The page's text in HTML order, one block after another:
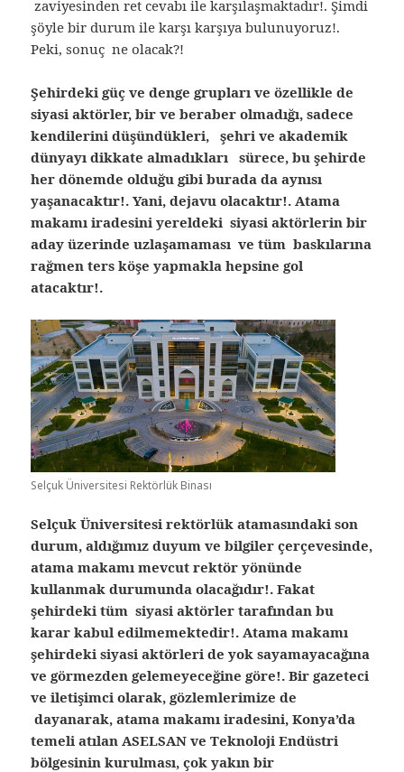
zaviyesinden ret cevabı ile karşılaşmaktadır!. Şimdi
şöyle bir durum ile karşı karşıya bulunuyoruz!.
Peki, sonuç ne olacak?!
Şehirdeki güç ve denge grupları ve özellikle de
siyasi aktörler, bir ve beraber olmadığı, sadece
kendilerini düşündükleri, şehri ve akademik
dünyayı dikkate almadıkları sürece, bu şehirde
her dönemde olduğu gibi burada da aynısı
yaşanacaktır!. Yani, dejavu olacaktır!. Atama
makamı iradesini yereldeki siyasi aktörlerin bir
aday üzerinde uzlaşamaması ve tüm baskılarına
rağmen ters köşe yapmakla hepsine gol
atacaktır!.
Selçuk Üniversitesi Rektörlük Binası
Selçuk Üniversitesi rektörlük atamasındaki son
durum, aldığımız duyum ve bilgiler çerçevesinde,
atama makamı mevcut rektör yönünde
kullanmak durumunda olacağıdır!. Fakat
şehirdeki tüm siyasi aktörler tarafından bu
karar kabul edilmemektedir!. Atama makamı
şehirdeki siyasi aktörleri de yok sayamayacağına
ve görmezden gelemeyeceğine göre!. Bir gazeteci
ve iletişimci olarak, gözlemlerimize de
dayanarak, atama makamı iradesini, Konya’da
temeli atılan ASELSAN ve Teknoloji Endüstri
bölgesinin kurulması, çok yakın bir